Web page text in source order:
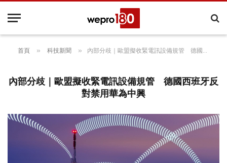
首頁 » 科技新聞 » 內部分歧｜歐盟擬收緊電訊設備規管 德國西班牙反對禁用華為中興
內部分歧｜歐盟擬收緊電訊設備規管 德國西班牙反
對禁用華為中興